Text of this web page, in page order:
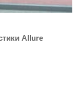
Allure